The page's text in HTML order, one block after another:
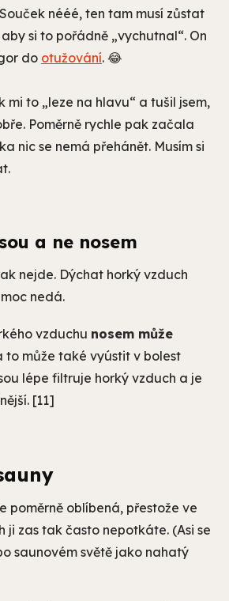
nééé, ten tam musí zůstat
si to pořádně „vychutnal“. On
do otužování. 😂
mi to „leze na hlavu“ a tušil jsem,
Poměrně rychle pak začala
nic se nemá přehánět. Musím si
a ne nosem
nejde. Dýchat horký vzduch
nedá.
vzduchu nosem může
to může také vyústit v bolest
lépe filtruje horký vzduch a je
[11]
poměrně oblíbená, přestože ve
ji zas tak často nepotkáte. (Asi se
saunovém světě jako nahatý